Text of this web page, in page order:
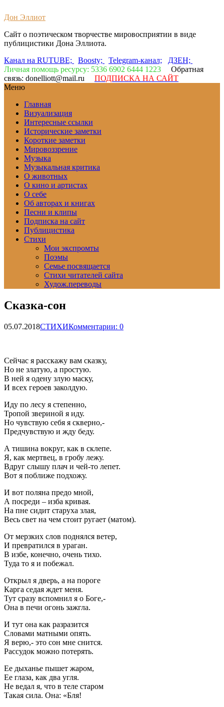
Дон Эллиот
Сайт о поэтическом творчестве мировосприятии в виде
публицистики Дона Эллиота.
Канал на RUTUBE;
Boosty; Telegram-канал;
ДЗЕН;
Личная помощь ресурсу: 5336 6902 6444 1223
Обратная
связь: donelliott@mail.ru ПОДПИСКА НА САЙТ
Меню
Главная
Визуализация
Интересные ссылки
Исторические заметки
Короткие заметки
Мировоззрение
Музыка
Музыкальная критика
О животных
О кино и артистах
О себе
Об авторах и книгах
Песни и клипы
Подписка на сайт
Публицистика
Стихи
Мои экспромты
Поэмы
Семье посвящается
Стихи читателей сайта
Худож.переводы
Сказка-сон
05.07.2018СТИХИКомментарии: 0
Сейчас я расскажу вам сказку,
Но не златую, а простую.
В ней я одену злую маску,
И всех героев заколдую.
Иду по лесу я степенно,
Тропой звериной я иду.
Но чувствую себя я скверно,-
Предчувствую и жду беду.
А тишина вокруг, как в склепе.
Я, как мертвец, в гробу лежу.
Вдруг слышу плач и чей-то лепет.
Вот я поближе подхожу.
И вот поляна предо мной,
А посреди – изба кривая.
На пне сидит старуха злая,
Весь свет на чем стоит ругает (матом).
От мерзких слов поднялся ветер,
И превратился в ураган.
В избе, конечно, очень тихо.
Туда то я и побежал.
Открыл я дверь, а на пороге
Карга седая ждет меня.
Тут сразу вспомнил я о Боге,-
Она в печи огонь зажгла.
И тут она как разразится
Словами матными опять.
Я верю,- это сон мне снится.
Рассудок можно потерять.
Ее дыханье пышет жаром,
Ее глаза, как два угля.
Не ведал я, что в теле старом
Такая сила. Она: «Бля!